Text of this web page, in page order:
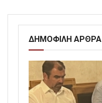
ΔΗΜΟΦΙΛΗ ΑΡΘΡΑ